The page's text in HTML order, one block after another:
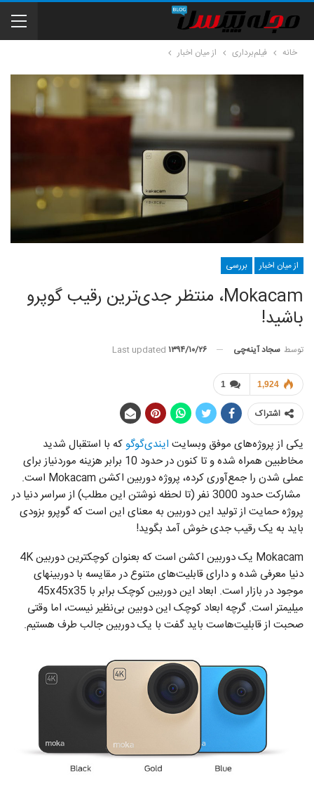
خانه فیلم‌برداری از میان اخبار
از میان اخبار بررسی
Mokacam، منتظر جدی‌ترین رقیب گوپرو
باشید!
توسط سجاد آینه‌چی Last updated ۱۳۹۴/۱۰/۲۶
1 1,924
اشتراک
یکی از پروژه‌های موفق وبسایت ایندی‌گوگو که با استقبال شدید
مخاطبین همراه شده و تا کنون در حدود 10 برابر هزینه موردنیاز برای
عملی شدن را جمع‌آوری کرده، پروژه دوربین اکشن Mokacam است.
مشارکت حدود 3000 نفر (تا لحظه نوشتن این مطلب) از سراسر دنیا در
پروژه حمایت از تولید این دوربین به معنای این است که گوپرو بزودی
باید به یک رقیب جدی خوش آمد بگوید!
Mokacam یک دوربین اکشن است که بعنوان کوچکترین دوربین 4K
دنیا معرفی شده و دارای قابلیت‌های متنوع در مقایسه با دوربینهای
موجود در بازار است. ابعاد این دوربین کوچک برابر با 45x45x35
میلیمتر است. گرچه ابعاد کوچک این دوبین بی‌نظیر نیست، اما وقتی
صحبت از قابلیت‌هاست باید گفت با یک دوربین جالب طرف هستیم.